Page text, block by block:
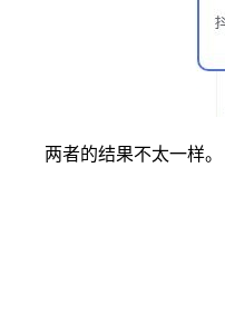
两者的结果不太一样。